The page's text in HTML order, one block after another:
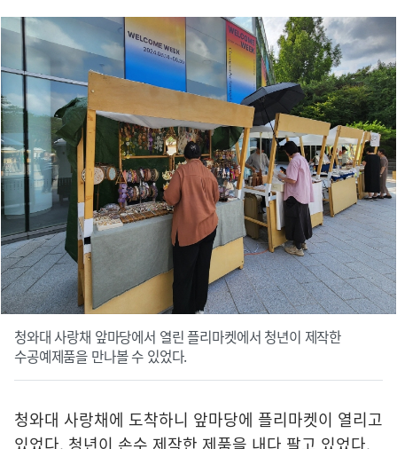
청와대 사랑채 앞마당에서 열린 플리마켓에서 청년이 제작한
수공예제품을 만나볼 수 있었다.
청와대 사랑채에 도착하니 앞마당에 플리마켓이 열리고
있었다. 청년이 손수 제작한 제품을 내다 팔고 있었다.